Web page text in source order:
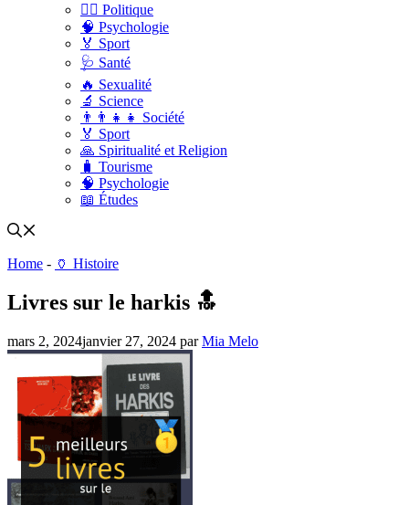
👨‍⚖️ Politique
🧠 Psychologie
🏅 Sport
🩺 Santé
🔥 Sexualité
🔬 Science
👨‍👨‍👧‍👧 Société
🏅 Sport
🙏 Spiritualité et Religion
🧳 Tourisme
🧠 Psychologie
📖 Études
Home - 🏺 Histoire
Livres sur le harkis 🔝
mars 2, 2024janvier 27, 2024 parMia Melo